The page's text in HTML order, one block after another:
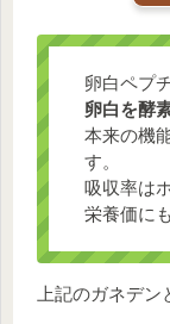
卵白ペプ
卵白を酵
本来の機
す。
吸収率は
栄養価に
上記のガネデ